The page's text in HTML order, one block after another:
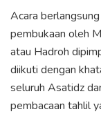
Acara
pembukaan oleh
atau Hadroh
diikuti dengan
seluruh Asatidz
pembacaan tahlil